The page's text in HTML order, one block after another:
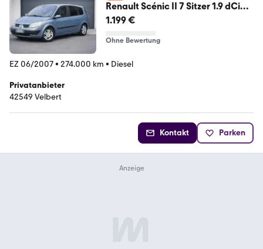
Renault Scénic II 7 Sitzer 1.9 dCi
Diesel
1.199 €
Ohne Bewertung
EZ 06/2007• 274.000 km • Diesel
Privatanbieter
42549 Velbert
Kontakt Parken